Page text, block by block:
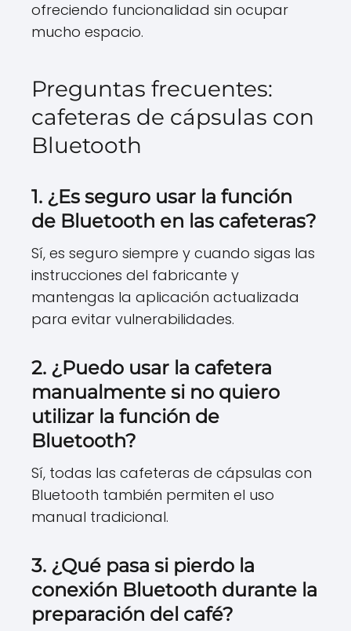
ofreciendo funcionalidad sin ocupar
mucho espacio.
Preguntas frecuentes:
cafeteras de cápsulas con
Bluetooth
1. ¿Es seguro usar la función
de Bluetooth en las cafeteras?
Sí, es seguro siempre y cuando sigas las
instrucciones del fabricante y
mantengas la aplicación actualizada
para evitar vulnerabilidades.
2. ¿Puedo usar la cafetera
manualmente si no quiero
utilizar la función de
Bluetooth?
Sí, todas las cafeteras de cápsulas con
Bluetooth también permiten el uso
manual tradicional.
3. ¿Qué pasa si pierdo la
conexión Bluetooth durante la
preparación del café?